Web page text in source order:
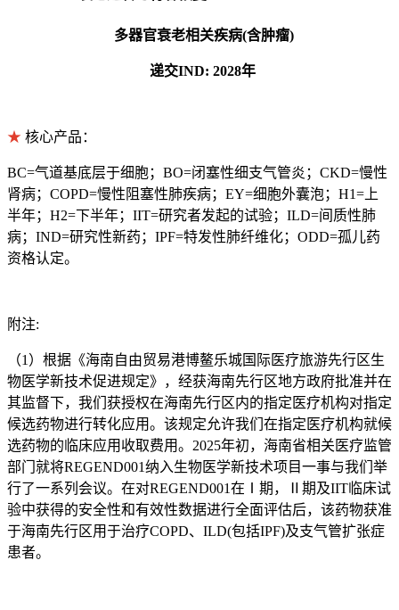
多器官衰老相关疾病(含肿瘤)
递交IND: 2028年
★ 核心产品：
BC=气道基底层于细胞；BO=闭塞性细支气管炎；CKD=慢性
肾病；COPD=慢性阻塞性肺疾病；EY=细胞外囊泡；H1=上
半年；H2=下半年；IIT=研究者发起的试验；ILD=间质性肺
病；IND=研究性新药；IPF=特发性肺纤维化；ODD=孤儿药
资格认定。
附注:
（1）根据《海南自由贸易港博鳌乐城国际医疗旅游先行区生
物医学新技术促进规定》，经获海南先行区地方政府批准并在
其监督下，我们获授权在海南先行区内的指定医疗机构对指定
候选药物进行转化应用。该规定允许我们在指定医疗机构就候
选药物的临床应用收取费用。2025年初，海南省相关医疗监管
部门就将REGEND001纳入生物医学新技术项目一事与我们举
行了一系列会议。在对REGEND001在Ⅰ期，Ⅱ期及IIT临床试
验中获得的安全性和有效性数据进行全面评估后，该药物获准
于海南先行区用于治疗COPD、ILD(包括IPF)及支气管扩张症
患者。